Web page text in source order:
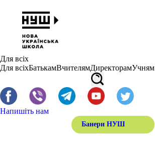
Для всіх
Для всіхБатькамВчителямДиректорамУчням
Напишіть нам
Банери НУШ